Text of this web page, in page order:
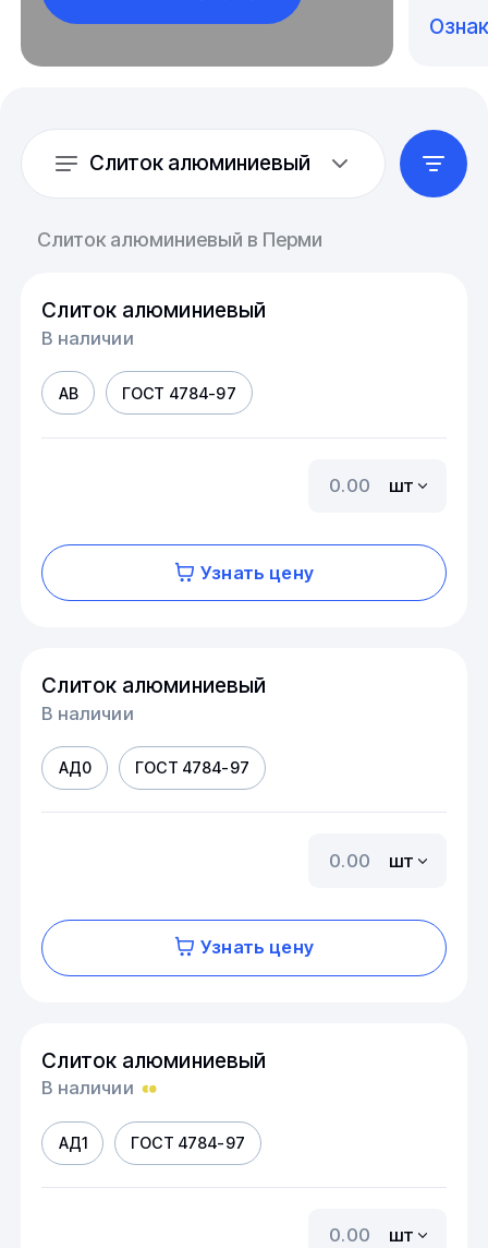
Слиток алюминиевый
Слиток алюминиевый в Перми
Слиток алюминиевый
В наличии
АВ ГОСТ 4784-97
шт
Узнать цену
Слиток алюминиевый
В наличии
АД0 ГОСТ 4784-97
шт
Узнать цену
Слиток алюминиевый
В наличии
АД1 ГОСТ 4784-97
шт